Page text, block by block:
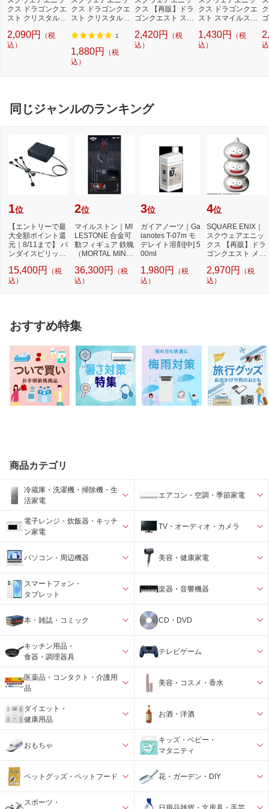
クス ドラゴンクエ
スト クリスタルモ
リー スライムベホ
マズン
2,090円
（税
込）
クス ドラゴンクエ
スト クリスタルモ
リー メタルスライ
1
1,880円
（税
込）
クス 【再販】ドラ
ゴンクエスト スマ
グスライムのおお
きなゆらゆらグラ
2,420円
（税
込）
クス ドラゴンクエ
スト スマイルスラ
メタルキング
1,430円
（税
込）
ラ
同じジャンルのランキング
1位
【エントリーで最
大全額ポイント還
元｜8/11まで】 バ
ンダイスピリッツ
T...
15,400円
（税
込）
2位
マイルストン｜MI
LESTONE 合金可
動フィギュア 鉄魄
（MORTAL MIN
ァン...
36,300円
（税
込）
3位
ガイアノーツ｜Ga
ianotes T-07m モ
デレイト溶剤[中] 5
00ml
1,980円
（税
込）
4位
SQUARE ENIX｜
スクウェアエニッ
クス 【再販】ドラ
ゴンクエスト メタ
ー...
2,970円
（税
込）
おすすめ特集
商品カテゴリ
冷蔵庫・洗濯機・掃除機・生
活家電
エアコン・空調・季節家電
電子レンジ・炊飯器・キッチ
ン家電
TV・オーディオ・カメラ
パソコン・周辺機器 美容・健康家電
スマートフォン・
タブレット
楽器・音響機器
本・雑誌・コミック CD・DVD
キッチン用品・
食器・調理器具
テレビゲーム
医薬品・コンタクト・介護用
品
美容・コスメ・香水
ダイエット・
健康用品
お酒・洋酒
おもちゃ
キッズ・ベビー・
マタニティ
ペットグッズ・ペットフード 花・ガーデン・DIY
スポーツ・